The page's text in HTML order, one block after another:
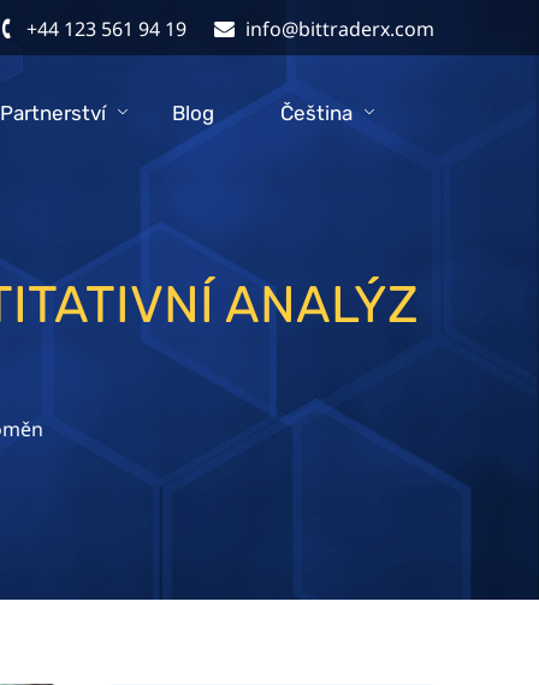
+44 123 561 94 19 info@bittraderx.com
Partnerství Blog Čeština
ANALÝZ